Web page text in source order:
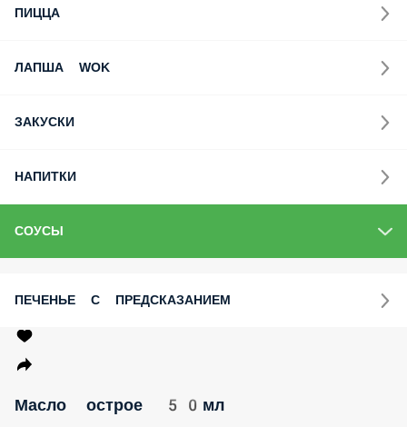
ПИЦЦА
ЛАПША WOK
ЗАКУСКИ
НАПИТКИ
СОУСЫ
ПЕЧЕНЬЕ С ПРЕДСКАЗАНИЕМ
Масло острое 50мл